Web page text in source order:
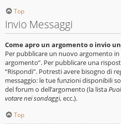
Top
Invio Messaggi
Come apro un argomento o invio
Per pubblicare un nuovo argomento
argomento”. Per pubblicare una
“Rispondi”. Potresti avere bisogno di
messaggio: le tue funzioni disponibili
del forum o dell’argomento (la lista
votare nei sondaggi, ecc.).
Top